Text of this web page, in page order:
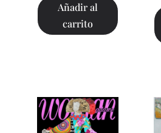
Añadir al
carrito